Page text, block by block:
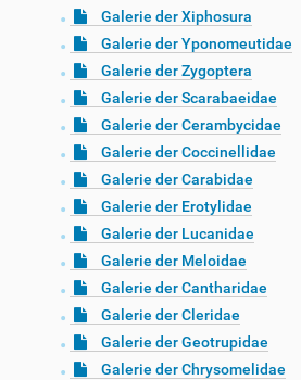
Galerie der Xiphosura
Galerie der Yponomeutidae
Galerie der Zygoptera
Galerie der Scarabaeidae
Galerie der Cerambycidae
Galerie der Coccinellidae
Galerie der Carabidae
Galerie der Erotylidae
Galerie der Lucanidae
Galerie der Meloidae
Galerie der Cantharidae
Galerie der Cleridae
Galerie der Geotrupidae
Galerie der Chrysomelidae